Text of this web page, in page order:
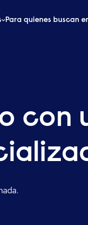
Para quienes buscan
con